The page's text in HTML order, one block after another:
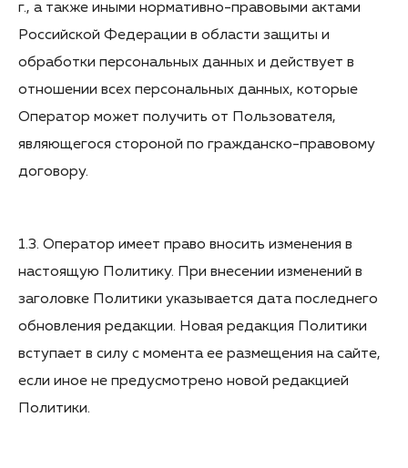
г., а также иными нормативно-правовыми актами
Российской Федерации в области защиты и
обработки персональных данных и действует в
отношении всех персональных данных, которые
Оператор может получить от Пользователя,
являющегося стороной по гражданско-правовому
договору.
1.3. Оператор имеет право вносить изменения в
настоящую Политику. При внесении изменений в
заголовке Политики указывается дата последнего
обновления редакции. Новая редакция Политики
вступает в силу с момента ее размещения на сайте,
если иное не предусмотрено новой редакцией
Политики.